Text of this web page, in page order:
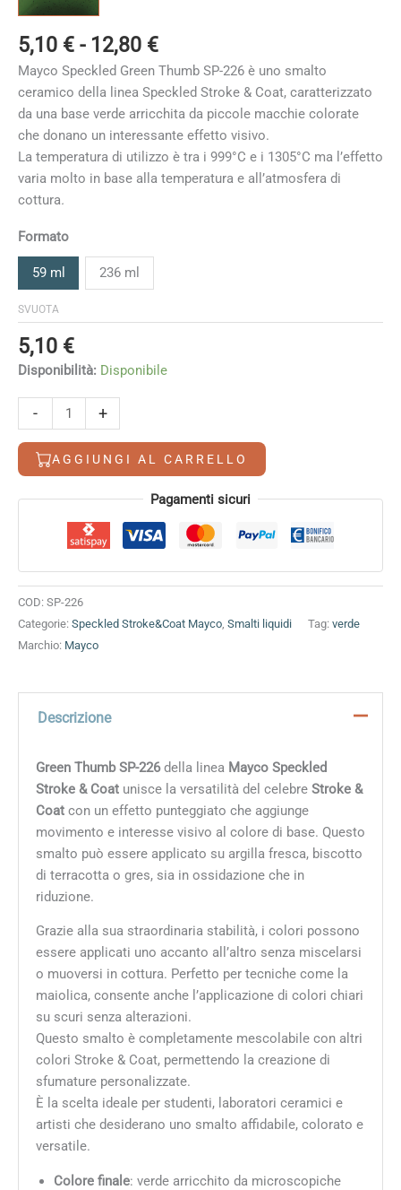
5,10 € - 12,80 €Fascia
di
prezzo:
da
5,10 €
a
12,80 €
Mayco Speckled Green Thumb SP-226 è uno smalto
ceramico della linea Speckled Stroke & Coat, caratterizzato
da una base verde arricchita da piccole macchie colorate
che donano un interessante effetto visivo.
La temperatura di utilizzo è tra i 999°C e i 1305°C ma l’effetto
varia molto in base alla temperatura e all’atmosfera di
cottura.
Formato
59 ml 236 ml
SVUOTA
5,10 €
Disponibilità: Disponibile
-
Thumb
quantità
+
AGGIUNGI AL CARRELLO
Alternative: Pagamenti sicuri
COD: SP-226
Categorie: Speckled Stroke&Coat Mayco, Smalti liquidi Tag: verde
Marchio: Mayco
Descrizione
Green Thumb SP-226della linea Mayco Speckled
Stroke & Coatunisce la versatilità del celebre Stroke &
Coatcon un effetto punteggiato che aggiunge
movimento e interesse visivo al colore di base. Questo
smalto può essere applicato su argilla fresca, biscotto
di terracotta o gres, sia in ossidazione che in
riduzione.
Grazie alla sua straordinaria stabilità, i colori possono
essere applicati uno accanto all’altro senza miscelarsi
o muoversi in cottura. Perfetto per tecniche come la
maiolica, consente anche l’applicazione di colori chiari
su scuri senza alterazioni.
Questo smalto è completamente mescolabile con altri
colori Stroke & Coat, permettendo la creazione di
sfumature personalizzate.
È la scelta ideale per studenti, laboratori ceramici e
artisti che desiderano uno smalto affidabile, colorato e
versatile.
Colore finale: verde arricchito da microscopiche